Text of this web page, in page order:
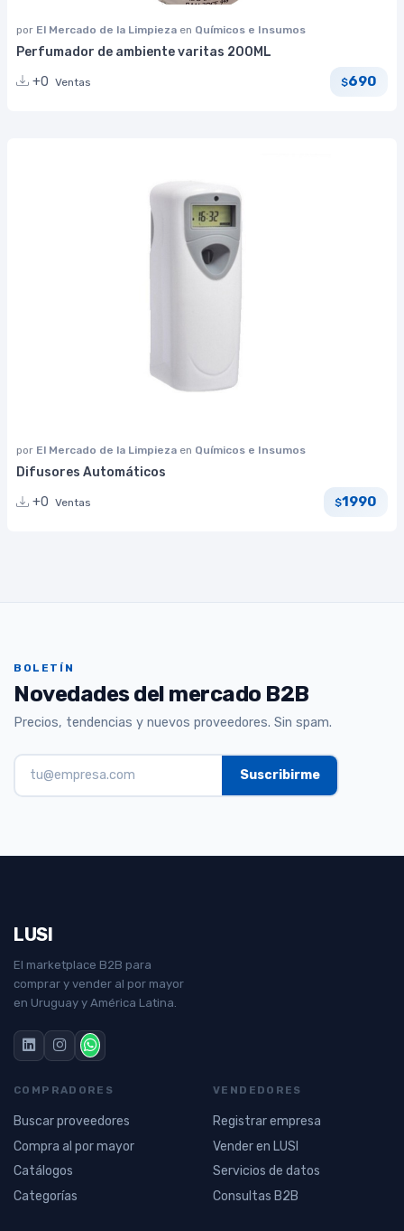
por El Mercado de la Limpieza en Químicos e Insumos
Perfumador de ambiente varitas 200ML
+0 Ventas $690
por El Mercado de la Limpieza en Químicos e Insumos
Difusores Automáticos
+0 Ventas $1990
BOLETÍN
Novedades del mercado B2B
Precios, tendencias y nuevos proveedores. Sin spam.
LUSI
El marketplace B2B para
comprar y vender al por mayor
en Uruguay y América Latina.
COMPRADORES
Buscar proveedores
Compra al por mayor
Catálogos
Categorías
VENDEDORES
Registrar empresa
Vender en LUSI
Servicios de datos
Consultas B2B